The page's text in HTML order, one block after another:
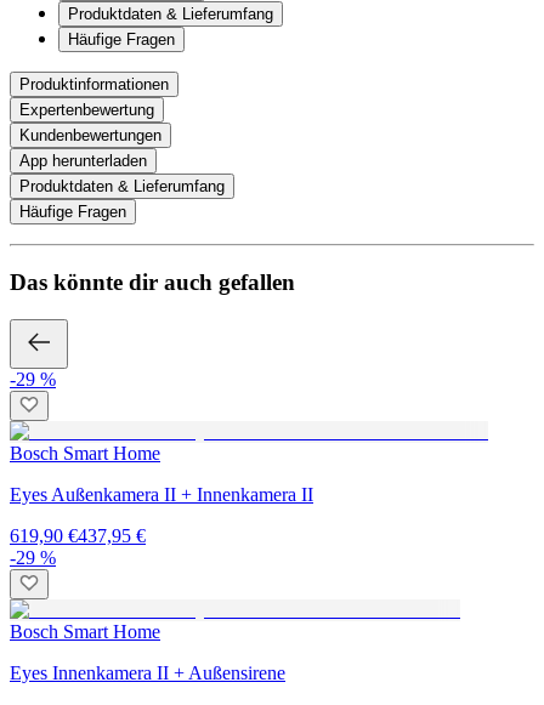
Produktdaten & Lieferumfang
Häufige Fragen
Produktinformationen
Expertenbewertung
Kundenbewertungen
App herunterladen
Produktdaten & Lieferumfang
Häufige Fragen
Das könnte dir auch gefallen
-29 %
Bosch Smart Home
Eyes Außenkamera II + Innenkamera II
619,90 €437,95 €
-29 %
Bosch Smart Home
Eyes Innenkamera II + Außensirene